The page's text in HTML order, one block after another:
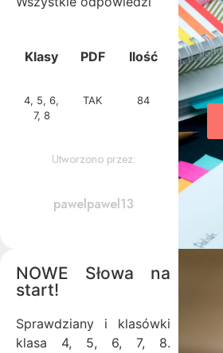
Klasy PDF Ilość
4, 5, 6,
7, 8
TAK 84
Utworzono przez:
pawelpawel13
NOWE Słowa na
start!
Sprawdziany i klasówki
klasa 4, 5, 6, 7, 8.